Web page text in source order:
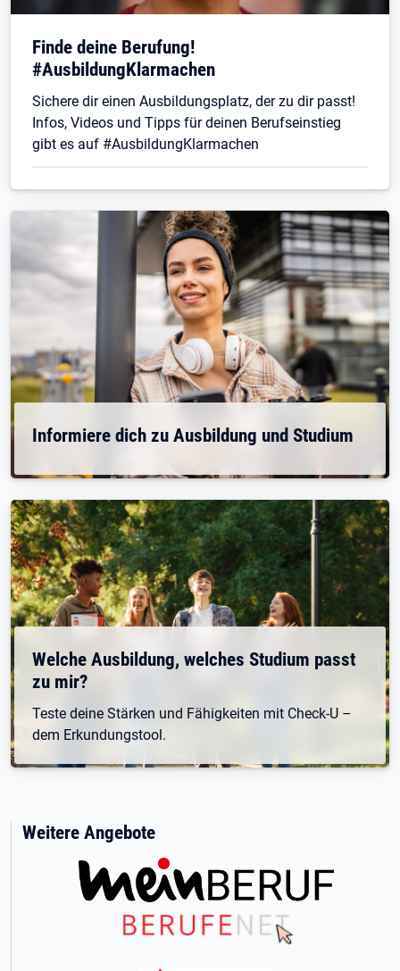
Finde deine Berufung!
#AusbildungKlarmachen
Sichere dir einen Ausbildungsplatz, der zu dir passt!
Infos, Videos und Tipps für deinen Berufseinstieg
gibt es auf #AusbildungKlarmachen
Informiere dich zu Ausbildung und Studium
Welche Ausbildung, welches Studium passt
zu mir?
Teste deine Stärken und Fähigkeiten mit Check-U –
dem Erkundungstool.
Weitere Angebote